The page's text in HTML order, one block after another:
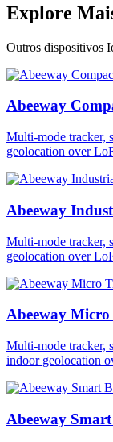
Explore
Outros dispositivos
Abeeway
Multi-mode tracker,
geolocation over
Abeeway
Multi-mode tracker,
geolocation over
Abeeway
Multi-mode tracker,
indoor geolocation
Abeeway